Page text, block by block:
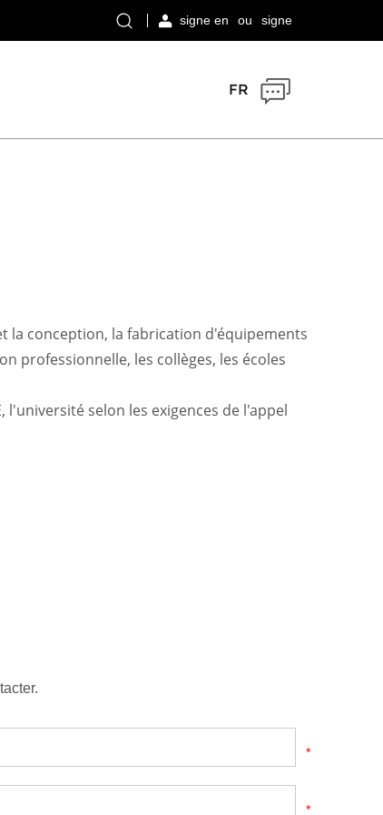
signe en ou signe
FR
la conception, la fabrication d'équipements
professionnelle, les collèges, les écoles
selon les exigences de l'appel
*
*